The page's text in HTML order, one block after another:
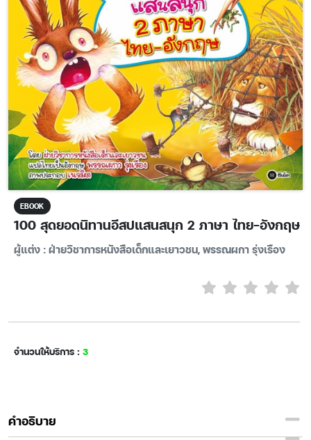
EBOOK
100 สุดยอดนิทานอีสปแสนสนุก 2 ภาษา ไทย-อังกฤษ
ผู้แต่ง : ฝ่ายวิชาการหนังสือเด็กและเยาวชน, พรรณผกา รุ่งเรือง
จำนวนให้บริการ : 3
คำอธิบาย